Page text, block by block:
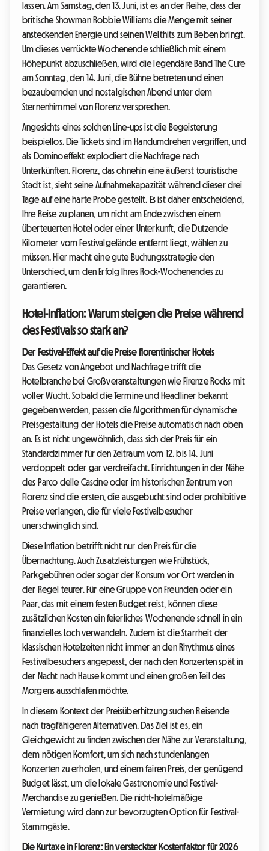
lassen. Am Samstag, den 13. Juni, ist es an der Reihe, dass der
britische Showman Robbie Williams die Menge mit seiner
ansteckenden Energie und seinen Welthits zum Beben bringt.
Um dieses verrückte Wochenende schließlich mit einem
Höhepunkt abzuschließen, wird die legendäre Band The Cure
am Sonntag, den 14. Juni, die Bühne betreten und einen
bezaubernden und nostalgischen Abend unter dem
Sternenhimmel von Florenz versprechen.
Angesichts eines solchen Line-ups ist die Begeisterung
beispiellos. Die Tickets sind im Handumdrehen vergriffen, und
als Dominoeffekt explodiert die Nachfrage nach
Unterkünften. Florenz, das ohnehin eine äußerst touristische
Stadt ist, sieht seine Aufnahmekapazität während dieser drei
Tage auf eine harte Probe gestellt. Es ist daher entscheidend,
Ihre Reise zu planen, um nicht am Ende zwischen einem
überteuerten Hotel oder einer Unterkunft, die Dutzende
Kilometer vom Festivalgelände entfernt liegt, wählen zu
müssen. Hier macht eine gute Buchungsstrategie den
Unterschied, um den Erfolg Ihres Rock-Wochenendes zu
garantieren.
Hotel-Inflation: Warum steigen die Preise während
des Festivals so stark an?
Der Festival-Effekt auf die Preise florentinischer Hotels
Das Gesetz von Angebot und Nachfrage trifft die
Hotelbranche bei Großveranstaltungen wie Firenze Rocks mit
voller Wucht. Sobald die Termine und Headliner bekannt
gegeben werden, passen die Algorithmen für dynamische
Preisgestaltung der Hotels die Preise automatisch nach oben
an. Es ist nicht ungewöhnlich, dass sich der Preis für ein
Standardzimmer für den Zeitraum vom 12. bis 14. Juni
verdoppelt oder gar verdreifacht. Einrichtungen in der Nähe
des Parco delle Cascine oder im historischen Zentrum von
Florenz sind die ersten, die ausgebucht sind oder prohibitive
Preise verlangen, die für viele Festivalbesucher
unerschwinglich sind.
Diese Inflation betrifft nicht nur den Preis für die
Übernachtung. Auch Zusatzleistungen wie Frühstück,
Parkgebühren oder sogar der Konsum vor Ort werden in
der Regel teurer. Für eine Gruppe von Freunden oder ein
Paar, das mit einem festen Budget reist, können diese
zusätzlichen Kosten ein feierliches Wochenende schnell in ein
finanzielles Loch verwandeln. Zudem ist die Starrheit der
klassischen Hotelzeiten nicht immer an den Rhythmus eines
Festivalbesuchers angepasst, der nach den Konzerten spät in
der Nacht nach Hause kommt und einen großen Teil des
Morgens ausschlafen möchte.
In diesem Kontext der Preisüberhitzung suchen Reisende
nach tragfähigeren Alternativen. Das Ziel ist es, ein
Gleichgewicht zu finden zwischen der Nähe zur Veranstaltung,
dem nötigen Komfort, um sich nach stundenlangen
Konzerten zu erholen, und einem fairen Preis, der genügend
Budget lässt, um die lokale Gastronomie und Festival-
Merchandise zu genießen. Die nicht-hotelmäßige
Vermietung wird dann zur bevorzugten Option für Festival-
Stammgäste.
Die Kurtaxe in Florenz: Ein versteckter Kostenfaktor für 2026